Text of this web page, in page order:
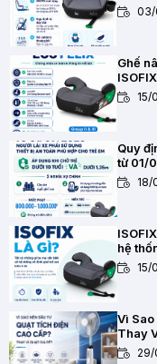
03/
Ghế
15/
Quy
từ 01/
18/
hệ
15/
Vì
Thay
29/